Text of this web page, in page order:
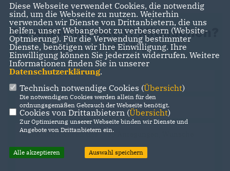
Du willst mitreden? Mitmachen?
Super! Kontaktier uns!
Diese Webseite verwendet Cookies, die notwendig
sind, um die Webseite zu nutzen. Weiterhin
verwenden wir Dienste von Drittanbietern, die uns
helfen, unser Webangebot zu verbessern (Website-
Optmierung). Für die Verwendung bestimmter
Dienste, benötigen wir Ihre Einwilligung. Ihre
Einwilligung können Sie jederzeit widerrufen. Weitere
Informationen finden Sie in unserer
Datenschutzerklärung.
Technisch notwendige Cookies (Übersicht)
Die notwendigen Cookies werden allein für den
ordnungsgemäßen Gebrauch der Webseite benötigt.
Cookies von Drittanbietern (Übersicht)
Zur Optimierung unserer Webseite binden wir Dienste und
Angebote von Drittanbietern ein.
Alle akzeptieren Auswahl speichern